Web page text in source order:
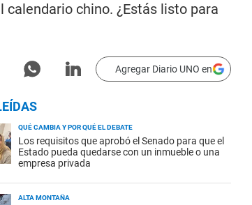
calendario chino. ¿Estás listo para
Agregar Diario UNO en
QUÉ CAMBIA Y POR QUÉ EL DEBATE
Los requisitos que aprobó el Senado para que el
Estado pueda quedarse con un inmueble o una
empresa privada
ALTA MONTAÑA